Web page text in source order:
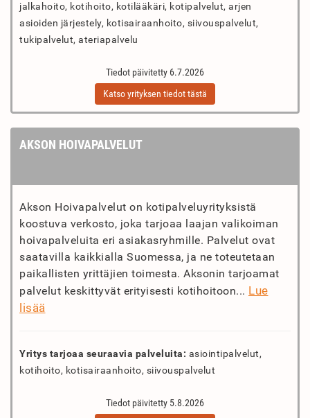
jalkahoito, kotihoito, kotilääkäri, kotipalvelut, arjen
asioiden järjestely, kotisairaanhoito, siivouspalvelut,
tukipalvelut, ateriapalvelu
Tiedot päivitetty 6.7.2026
Katso yrityksen tiedot tästä
AKSON HOIVAPALVELUT
Akson Hoivapalvelut on kotipalveluyrityksistä
koostuva verkosto, joka tarjoaa laajan valikoiman
hoivapalveluita eri asiakasryhmille. Palvelut ovat
saatavilla kaikkialla Suomessa, ja ne toteutetaan
paikallisten yrittäjien toimesta. Aksonin tarjoamat
palvelut keskittyvät erityisesti kotihoitoon... Lue
lisää
Yritys tarjoaa seuraavia palveluita: asiointipalvelut,
kotihoito, kotisairaanhoito, siivouspalvelut
Tiedot päivitetty 5.8.2026